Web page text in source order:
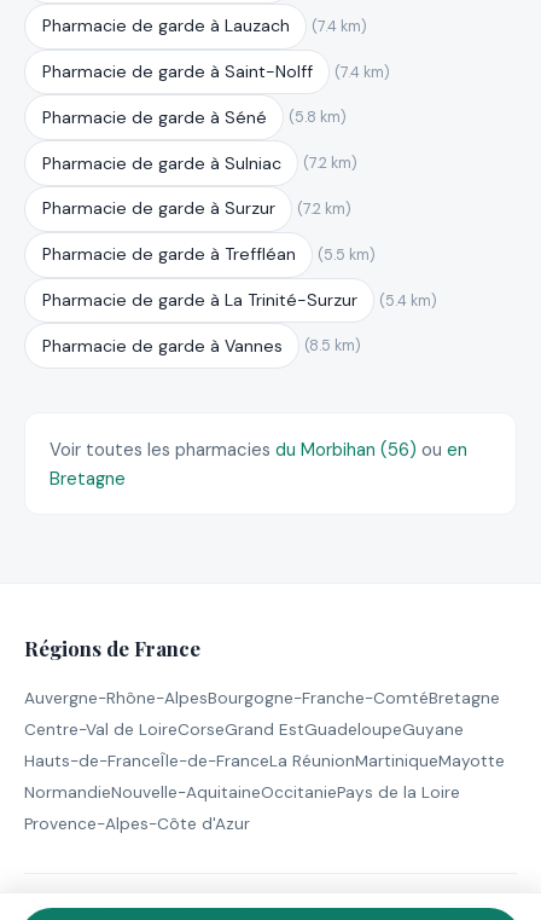
Pharmacie de garde à Lauzach (7.4 km)
Pharmacie de garde à Saint-Nolff (7.4 km)
Pharmacie de garde à Séné (5.8 km)
Pharmacie de garde à Sulniac (7.2 km)
Pharmacie de garde à Surzur (7.2 km)
Pharmacie de garde à Treffléan (5.5 km)
Pharmacie de garde à La Trinité-Surzur (5.4 km)
Pharmacie de garde à Vannes (8.5 km)
Voir toutes les pharmacies du Morbihan (56) ou en
Bretagne
Régions de France
Auvergne-Rhône-AlpesBourgogne-Franche-ComtéBretagne
Centre-Val de LoireCorseGrand EstGuadeloupeGuyane
Hauts-de-FranceÎle-de-FranceLa RéunionMartiniqueMayotte
NormandieNouvelle-AquitaineOccitaniePays de la Loire
Provence-Alpes-Côte d'Azur
© 2026 Pharmacie de Garde - Tous droits réservés |Mentions